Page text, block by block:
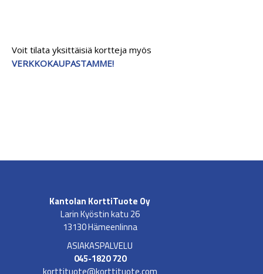
Voit tilata yksittäisiä kortteja myös
VERKKOKAUPASTAMME!
Kantolan KorttiTuote Oy
Larin Kyöstin katu 26
13130 Hämeenlinna
ASIAKASPALVELU
045-1820 720